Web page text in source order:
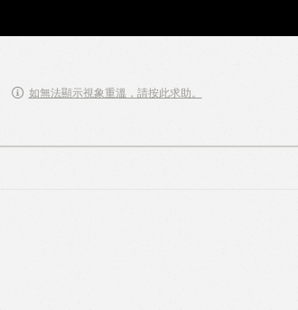
如無法顯示視象重溫，請按此求助。